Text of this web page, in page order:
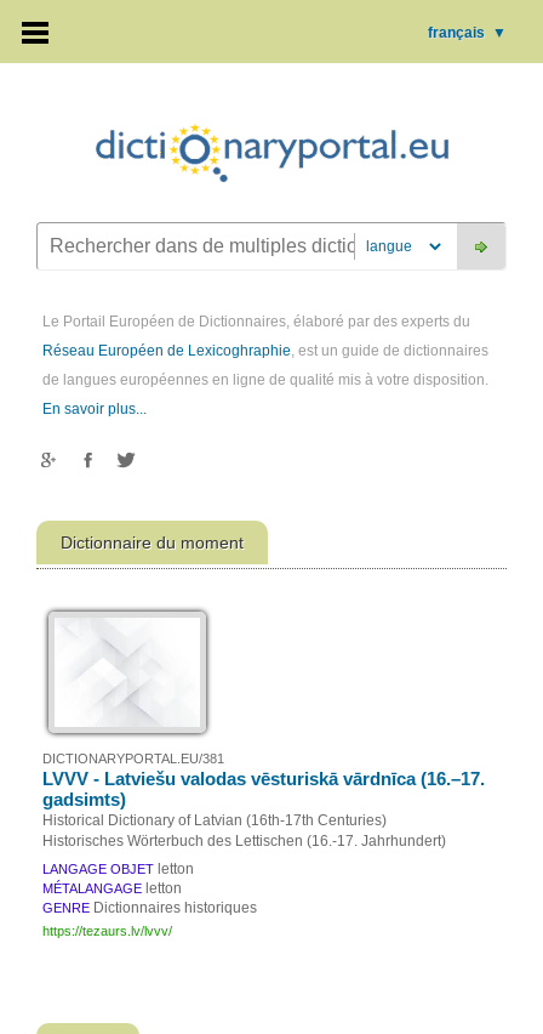
français ▼
Le Portail Européen de Dictionnaires, élaboré par des experts du
Réseau Européen de Lexicoghraphie, est un guide de dictionnaires
de langues européennes en ligne de qualité mis à votre disposition.
En savoir plus...
Dictionnaire du moment
DICTIONARYPORTAL.EU/381
LVVV - Latviešu valodas vēsturiskā vārdnīca (16.–17.
gadsimts)
Historical Dictionary of Latvian (16th-17th Centuries)
Historisches Wörterbuch des Lettischen (16.-17. Jahrhundert)
LANGAGE OBJET letton
MÉTALANGAGE letton
GENRE Dictionnaires historiques
https://tezaurs.lv/lvvv/